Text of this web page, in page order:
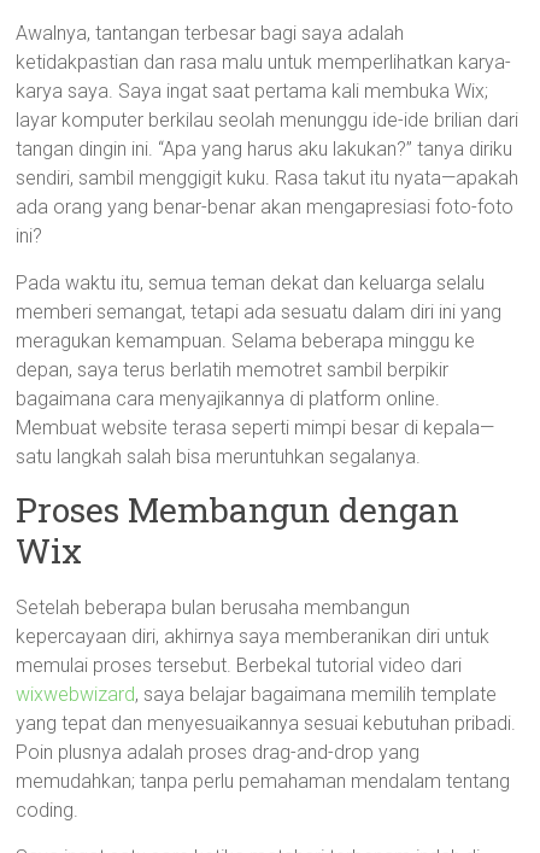
Awalnya, tantangan terbesar bagi saya adalah
ketidakpastian dan rasa malu untuk memperlihatkan karya-
karya saya. Saya ingat saat pertama kali membuka Wix;
layar komputer berkilau seolah menunggu ide-ide brilian dari
tangan dingin ini. “Apa yang harus aku lakukan?” tanya diriku
sendiri, sambil menggigit kuku. Rasa takut itu nyata—apakah
ada orang yang benar-benar akan mengapresiasi foto-foto
ini?
Pada waktu itu, semua teman dekat dan keluarga selalu
memberi semangat, tetapi ada sesuatu dalam diri ini yang
meragukan kemampuan. Selama beberapa minggu ke
depan, saya terus berlatih memotret sambil berpikir
bagaimana cara menyajikannya di platform online.
Membuat website terasa seperti mimpi besar di kepala—
satu langkah salah bisa meruntuhkan segalanya.
Proses Membangun dengan
Wix
Setelah beberapa bulan berusaha membangun
kepercayaan diri, akhirnya saya memberanikan diri untuk
memulai proses tersebut. Berbekal tutorial video dari
wixwebwizard, saya belajar bagaimana memilih template
yang tepat dan menyesuaikannya sesuai kebutuhan pribadi.
Poin plusnya adalah proses drag-and-drop yang
memudahkan; tanpa perlu pemahaman mendalam tentang
coding.